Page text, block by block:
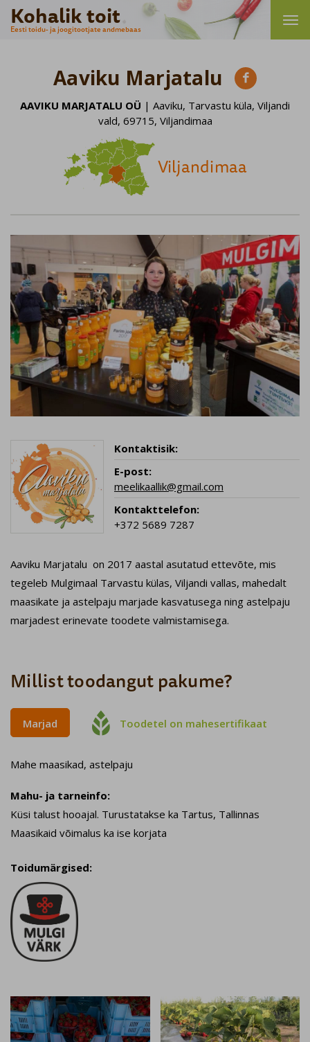
Kohalik toit
Eesti toidu- ja joogitootjate andmebaas
Aaviku Marjatalu 
AAVIKU MARJATALU OÜ | Aaviku, Tarvastu küla, Viljandi
vald, 69715, Viljandimaa
Viljandimaa
Kontaktisik:
E-post:
meelikaallik@gmail.com
Kontakttelefon:
+372 5689 7287
Aaviku Marjatalu on 2017 aastal asutatud ettevõte, mis
tegeleb Mulgimaal Tarvastu külas, Viljandi vallas, mahedalt
maasikate ja astelpaju marjade kasvatusega ning astelpaju
marjadest erinevate toodete valmistamisega.
Millist toodangut pakume?
Marjad  Toodetel on mahesertifikaat
Mahe maasikad, astelpaju
Mahu- ja tarneinfo:
Küsi talust hooajal. Turustatakse ka Tartus, Tallinnas
Maasikaid võimalus ka ise korjata
Toidumärgised: